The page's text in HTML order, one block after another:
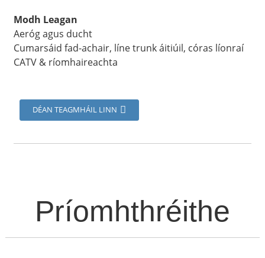
Modh Leagan
Aeróg agus ducht
Cumarsáid fad-achair, líne trunk áitiúil, córas líonraí
CATV & ríomhaireachta
DÉAN TEAGMHÁIL LINN
Príomhthréithe